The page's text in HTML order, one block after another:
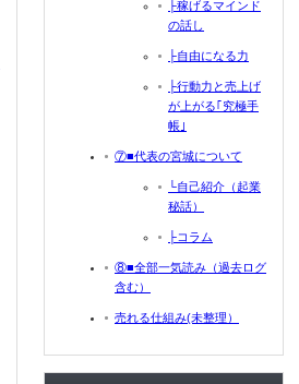
├稼げるマインド
の話し
├自由になる力
├行動力と売上げ
が上がる｢究極手
帳｣
⑦■代表の宮城について
└自己紹介（起業
秘話）
├コラム
⑧■全部一気読み（過去ログ
含む）
売れる仕組み(未整理）